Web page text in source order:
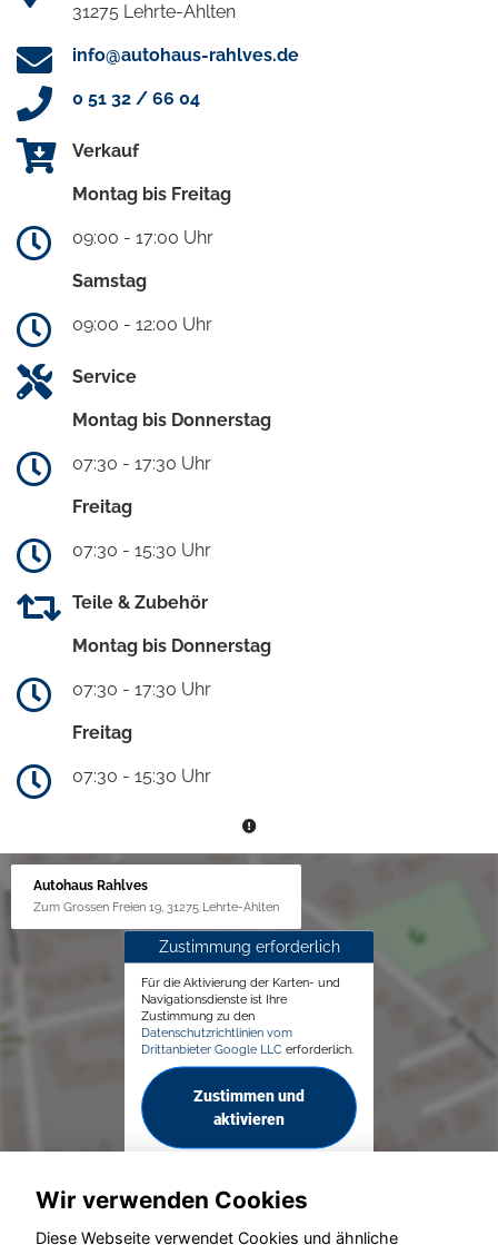
31275 Lehrte-Ahlten
info@autohaus-rahlves.de
0 51 32 / 66 04
Verkauf
Montag bis Freitag
09:00 - 17:00 Uhr
Samstag
09:00 - 12:00 Uhr
Service
Montag bis Donnerstag
07:30 - 17:30 Uhr
Freitag
07:30 - 15:30 Uhr
Teile & Zubehör
Montag bis Donnerstag
07:30 - 17:30 Uhr
Freitag
07:30 - 15:30 Uhr
Autohaus Rahlves
Zum Grossen Freien 19, 31275 Lehrte-Ahlten
Zustimmung erforderlich
Für die Aktivierung der Karten- und
Navigationsdienste ist Ihre
Zustimmung zu den
Datenschutzrichtlinien vom
Drittanbieter Google LLC erforderlich.
Zustimmen und
aktivieren
Wir verwenden Cookies
Diese Webseite verwendet Cookies und ähnliche